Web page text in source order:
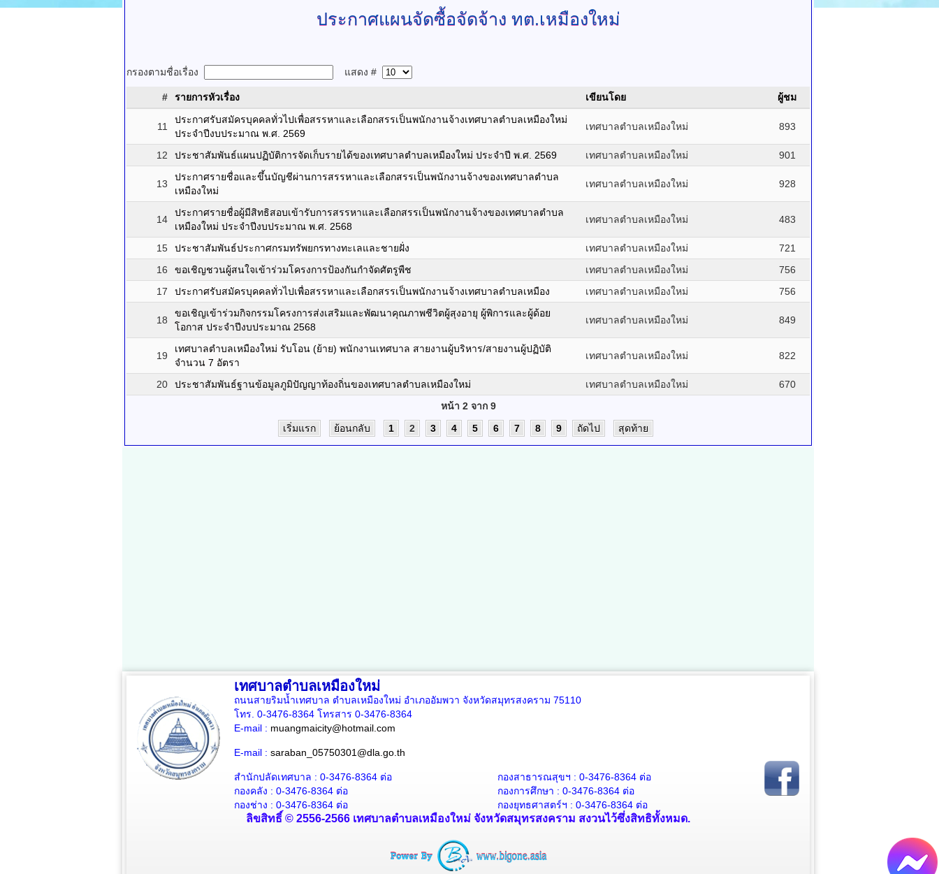
ประกาศแผนจัดซื้อจัดจ้าง ทต.เหมืองใหม่
กรองตามชื่อเรื่อง แสดง #
# รายการหัวเรื่อง เขียนโดย ผู้ชม
11
ประกาศรับสมัครบุคคลทั่วไปเพื่อสรรหาและเลือกสรรเป็นพนักงานจ้างเทศบาลตำบลเหมืองใหม่
ประจำปีงบประมาณ พ.ศ. 2569
เทศบาลตำบลเหมืองใหม่ 893
12 ประชาสัมพันธ์แผนปฏิบัติการจัดเก็บรายได้ของเทศบาลตำบลเหมืองใหม่ ประจำปี พ.ศ. 2569 เทศบาลตำบลเหมืองใหม่ 901
13
ประกาศรายชื่อและขึ้นบัญชีผ่านการสรรหาและเลือกสรรเป็นพนักงานจ้างของเทศบาลตำบล
เหมืองใหม่
เทศบาลตำบลเหมืองใหม่ 928
14
ประกาศรายชื่อผู้มีสิทธิสอบเข้ารับการสรรหาและเลือกสรรเป็นพนักงานจ้างของเทศบาลตำบล
เหมืองใหม่ ประจำปีงบประมาณ พ.ศ. 2568
เทศบาลตำบลเหมืองใหม่ 483
15 ประชาสัมพันธ์ประกาศกรมทรัพยกรทางทะเลและชายฝั่ง เทศบาลตำบลเหมืองใหม่
721
16
ขอเชิญชวนผู้สนใจเข้าร่วมโครงการป้องกันกำจัดศัตรูพืช เทศบาลตำบลเหมืองใหม่
756
17
ประกาศรับสมัครบุคคลทั่วไปเพื่อสรรหาและเลือกสรรเป็นพนักงานจ้างเทศบาลตำบลเหมือง เทศบาลตำบลเหมืองใหม่ 756
18
ขอเชิญเข้าร่วมกิจกรรมโครงการส่งเสริมและพัฒนาคุณภาพชีวิตผู้สุงอายุ ผู้พิการและผู้ด้อย
โอกาส ประจำปีงบประมาณ 2568
เทศบาลตำบลเหมืองใหม่ 849
19
เทศบาลตำบลเหมืองใหม่ รับโอน (ย้าย) พนักงานเทศบาล สายงานผู้บริหาร/สายงานผู้ปฏิบัติ
จำนวน 7 อัตรา
เทศบาลตำบลเหมืองใหม่ 822
20 ประชาสัมพันธ์ฐานข้อมูลภูมิปัญญาท้องถิ่นของเทศบาลตำบลเหมืองใหม่ เทศบาลตำบลเหมืองใหม่
670
หน้า 2 จาก 9
เริ่มแรก
ย้อนกลับ 1 2 3 4 5 6 7 8 9 ถัดไป สุดท้าย
เทศบาลตำบลเหมืองใหม่
ถนนสายริมน้ำเทศบาล ตำบลเหมืองใหม่ อำเภออัมพวา จังหวัดสมุทรสงคราม 75110
โทร. 0-3476-8364 โทรสาร 0-3476-8364
E-mail : muangmaicity@hotmail.com
E-mail : saraban_05750301@dla.go.th
สำนักปลัดเทศบาล : 0-3476-8364 ต่อ
กองคลัง : 0-3476-8364 ต่อ
กองช่าง : 0-3476-8364 ต่อ
กองสาธารณสุขฯ : 0-3476-8364 ต่อ
กองการศึกษา : 0-3476-8364 ต่อ
กองยุทธศาสตร์ฯ : 0-3476-8364 ต่อ
ลิขสิทธิ์ © 2556-2566 เทศบาลตำบลเหมืองใหม่ จังหวัดสมุทรสงคราม สงวนไว้ซึ่งสิทธิทั้งหมด.